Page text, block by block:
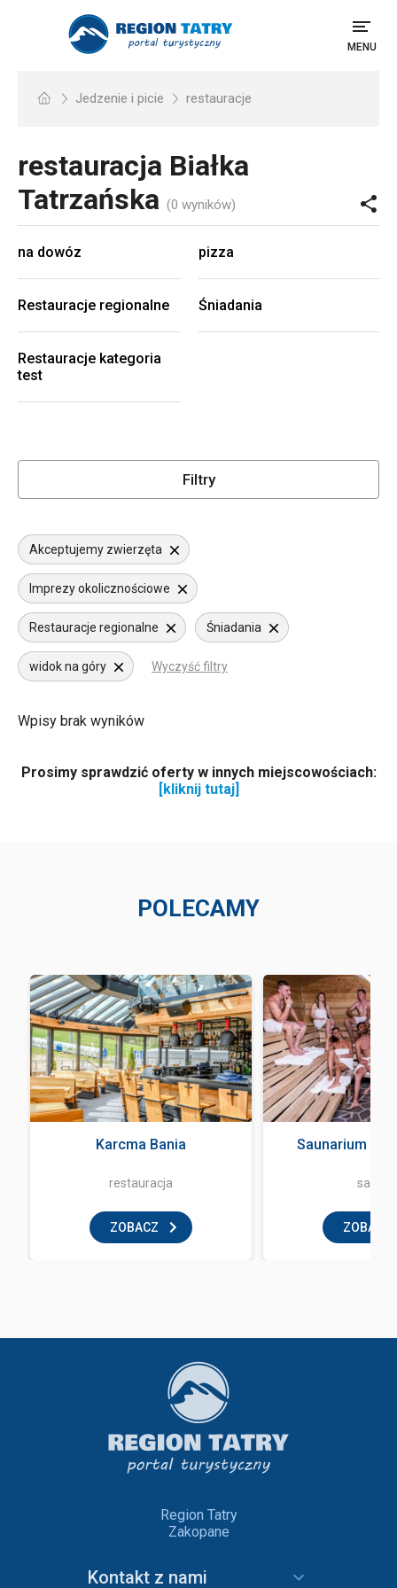
MENU
Jedzenie i picie restauracje
restauracja Białka
Tatrzańska (0 wyników)
na dowóz pizza
Restauracje regionalne Śniadania
Restauracje kategoria
test
Filtry
Akceptujemy zwierzęta
Imprezy okolicznościowe
Restauracje regionalne Śniadania
widok na góry Wyczyść filtry
Wpisy brak wyników
Prosimy sprawdzić oferty w innych miejscowościach:
[kliknij tutaj]
POLECAMY
Karcma Bania
restauracja
ZOBACZ
Saunarium
sauna
ZOBACZ
Region Tatry
Zakopane
Kontakt z nami